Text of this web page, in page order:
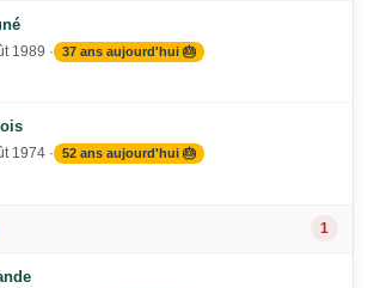
1989 · 37 ans aujourd'hui 🎂
1974 · 52 ans aujourd'hui 🎂
1